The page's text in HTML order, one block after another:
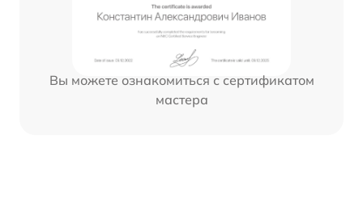
Вы можете ознакомиться с сертификатом
мастера